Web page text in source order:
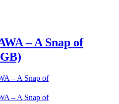
– A Snap of